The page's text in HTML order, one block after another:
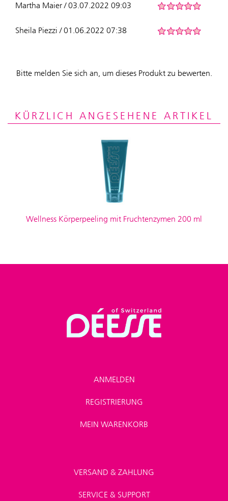
Martha Maier / 03.07.2022 09:03
Sheila Piezzi / 01.06.2022 07:38
Bitte melden Sie sich an, um dieses Produkt zu bewerten.
KÜRZLICH ANGESEHENE ARTIKEL
Wellness Körperpeeling mit Fruchtenzymen 200 ml
ANMELDEN
REGISTRIERUNG
MEIN WARENKORB
VERSAND & ZAHLUNG
SERVICE & SUPPORT